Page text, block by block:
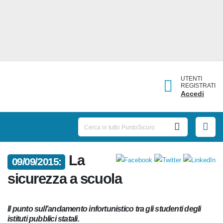
UTENTI
REGISTRATI
Accedi
09/09/2015:
La
sicurezza a scuola
Il punto sull’andamento infortunistico tra gli studenti degli
istituti pubblici statali.